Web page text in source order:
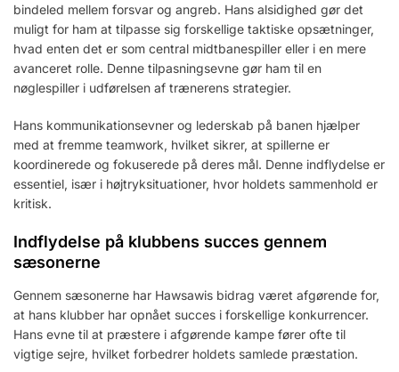
bindeled mellem forsvar og angreb. Hans alsidighed gør det
muligt for ham at tilpasse sig forskellige taktiske opsætninger,
hvad enten det er som central midtbanespiller eller i en mere
avanceret rolle. Denne tilpasningsevne gør ham til en
nøglespiller i udførelsen af trænerens strategier.
Hans kommunikationsevner og lederskab på banen hjælper
med at fremme teamwork, hvilket sikrer, at spillerne er
koordinerede og fokuserede på deres mål. Denne indflydelse er
essentiel, især i højtryksituationer, hvor holdets sammenhold er
kritisk.
Indflydelse på klubbens succes gennem
sæsonerne
Gennem sæsonerne har Hawsawis bidrag været afgørende for,
at hans klubber har opnået succes i forskellige konkurrencer.
Hans evne til at præstere i afgørende kampe fører ofte til
vigtige sejre, hvilket forbedrer holdets samlede præstation.